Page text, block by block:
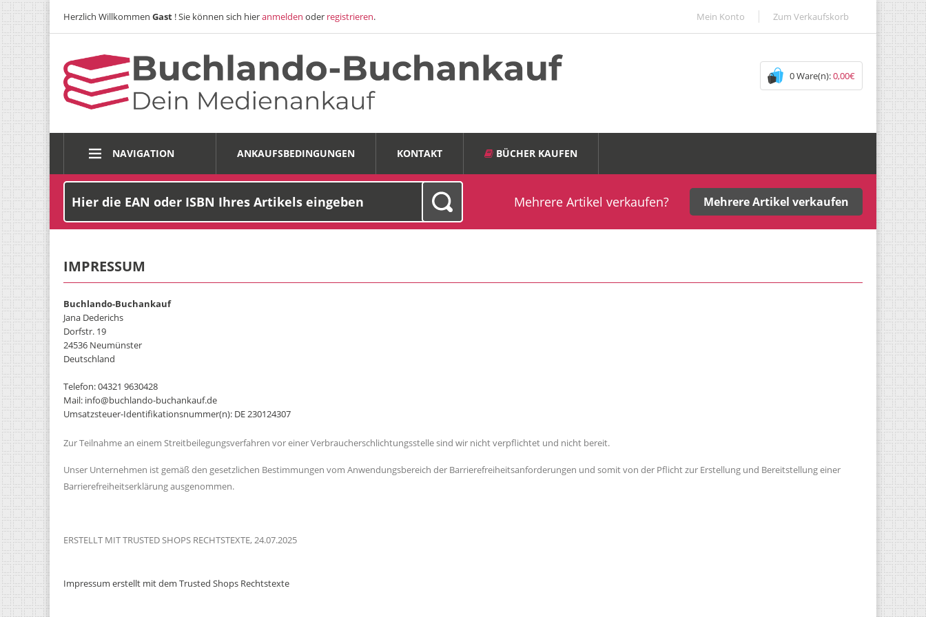
Herzlich Willkommen Gast ! Sie können sich hieranmelden oder registrieren. Mein Konto Zum Verkaufskorb
0 Ware(n):0,00€
NAVIGATION ANKAUFSBEDINGUNGEN KONTAKT BÜCHER KAUFEN
Mehrere Artikel verkaufen
Mehrere Artikel verkaufen?
IMPRESSUM
Buchlando-Buchankauf
Jana Dederichs
Dorfstr. 19
24536 Neumünster
Deutschland
Telefon: 04321 9630428
Mail: info@buchlando-buchankauf.de
Umsatzsteuer-Identifikationsnummer(n): DE 230124307
Zur Teilnahme an einem Streitbeilegungsverfahren vor einer Verbraucherschlichtungsstelle sind wir nicht verpflichtet und nicht bereit.
Unser Unternehmen ist gemäß den gesetzlichen Bestimmungen vom Anwendungsbereich der Barrierefreiheitsanforderungen und somit von der Pflicht zur Erstellung und Bereitstellung einer
Barrierefreiheitserklärung ausgenommen.
ERSTELLT MIT TRUSTED SHOPS RECHTSTEXTE, 24.07.2025
Impressum erstellt mit dem Trusted Shops Rechtstexte